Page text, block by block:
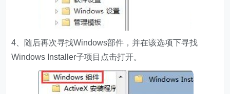
4、随后再次寻找Windows部件，并在该选项下寻找
Windows Installer子项目点击打开。